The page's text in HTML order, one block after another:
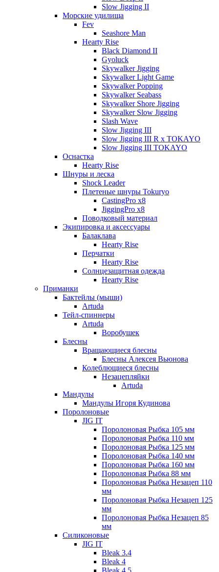
Slow Jigging II
Морские удилища
Fev
Seashore Man
Hearty Rise
Black Diamond II
Gyoluck
Skywalker Jigging
Skywalker Light Game
Skywalker Popping
Skywalker Seabass
Skywalker Shore Jigging
Skywalker Slow Jigging
Slash Wave
Slow Jigging III
Slow Jigging III R x TOKAYO
Slow Jigging III TOKAYO
Оснастка
Hearty Rise
Шнуры и леска
Shock Leader
Плетеные шнуры Tokuryo
CastingPro x8
JiggingPro x8
Поводковый материал
Экипировка и аксессуары
Балаклава
Hearty Rise
Перчатки
Hearty Rise
Солнцезащитная одежда
Hearty Rise
Приманки
Бактейлы (мыши)
Artuda
Тейл-спиннеры
Artuda
Воробушек
Блесны
Вращающиеся блесны
Блесны Алексея Вьюнова
Колеблющиеся блесны
Незацепляйки
Artuda
Мандулы
Мандулы Игоря Кудинова
Поролоновые
JIG IT
Поролоновая Рыбка 105 мм
Поролоновая Рыбка 110 мм
Поролоновая Рыбка 125 мм
Поролоновая Рыбка 140 мм
Поролоновая Рыбка 160 мм
Поролоновая Рыбка 88 мм
Поролоновая Рыбка Незацеп 110
мм
Поролоновая Рыбка Незацеп 125
мм
Поролоновая Рыбка Незацеп 85
мм
Силиконовые
JIG IT
Bleak 3.4
Bleak 4
Bleak 4.5